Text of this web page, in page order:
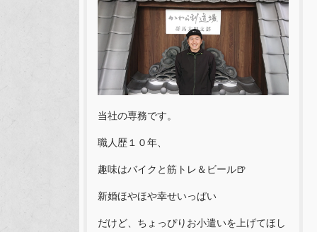
当社の専務です。
職人歴１０年、
趣味はバイクと筋トレ＆ビール🍺
新婚ほやほや幸せいっぱい
だけど、ちょっぴりお小遣いを上げてほし